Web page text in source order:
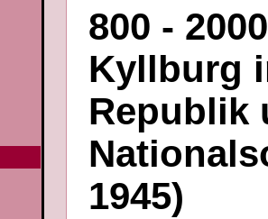
800 - 2000
Kyllburg
Republik
1945)